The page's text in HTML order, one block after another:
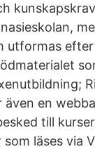
utformas
en
till
läses via